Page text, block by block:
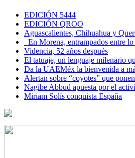
EDICIÓN 5444
EDICIÓN QROO
Aguascalientes, Chihuahua y
En Morena, entrampados entre
Videncia, 52 años después
El tatuaje, un lenguaje milenario
Da la UAEMéx la bienvenida a
Alertan sobre “coyotes” que
Nagibe Abbud apuesta por el
Miriam Solís conquista España